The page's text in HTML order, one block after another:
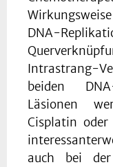
DNA-
Intrastrang-
beiden
Läsionen
Cisplatin
auch bei